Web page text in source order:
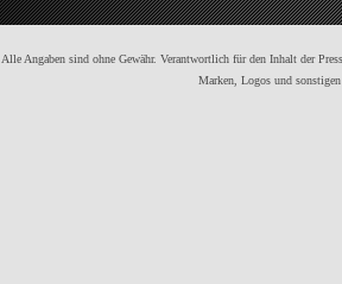
Alle Angaben sind ohne Gewähr. Verantwortlich für den Inhalt der
Marken, Logos und